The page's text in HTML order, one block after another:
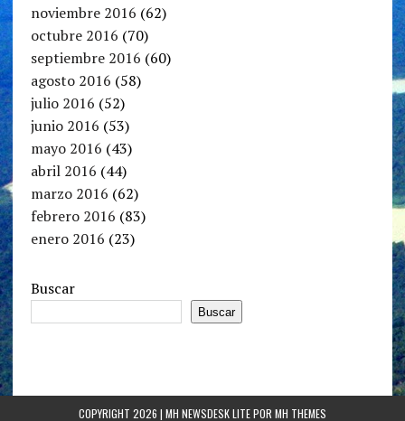
noviembre 2016 (62)
octubre 2016 (70)
septiembre 2016 (60)
agosto 2016 (58)
julio 2016 (52)
junio 2016 (53)
mayo 2016 (43)
abril 2016 (44)
marzo 2016 (62)
febrero 2016 (83)
enero 2016 (23)
Buscar
Buscar
COPYRIGHT 2026 | MH NEWSDESK LITE POR MH THEMES